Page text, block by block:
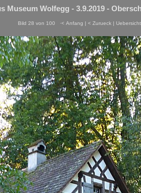
Museum Wolfegg - 3.9.2019 -
Bild 28 von 100 ·< Anfang | < Zurueck | Uebersicht